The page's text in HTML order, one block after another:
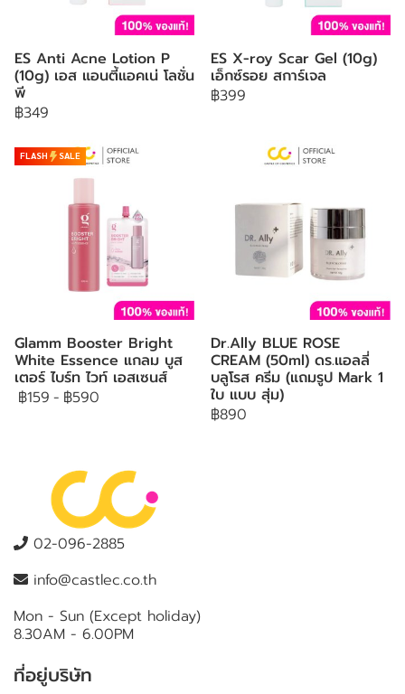
ES Anti Acne Lotion P
(10g) เอส แอนตี้แอคเน่ โลชั่น
พี
฿349
ES X-roy Scar Gel (10g)
เอ็กซ์รอย สการ์เจล
฿399
FLASH SALE
Glamm Booster Bright
White Essence แกลม บูส
เตอร์ ไบร์ท ไวท์ เอสเซนส์
฿159 - ฿590
Dr.Ally BLUE ROSE
CREAM (50ml) ดร.แอลลี่
บลูโรส ครีม (แถมรูป Mark 1
ใบ แบบ สุ่ม)
฿890
02-096-2885
info@castlec.co.th
Mon - Sun (Except holiday)
8.30AM - 6.00PM
ที่อยู่บริษัท